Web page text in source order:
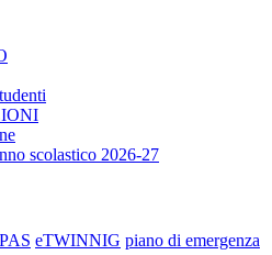
scolastico 2026-27
eTWINNIG piano di emergenza